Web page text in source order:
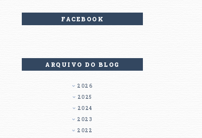
FACEBOOK
ARQUIVO DO BLOG
2026
2025
2024
2023
2022